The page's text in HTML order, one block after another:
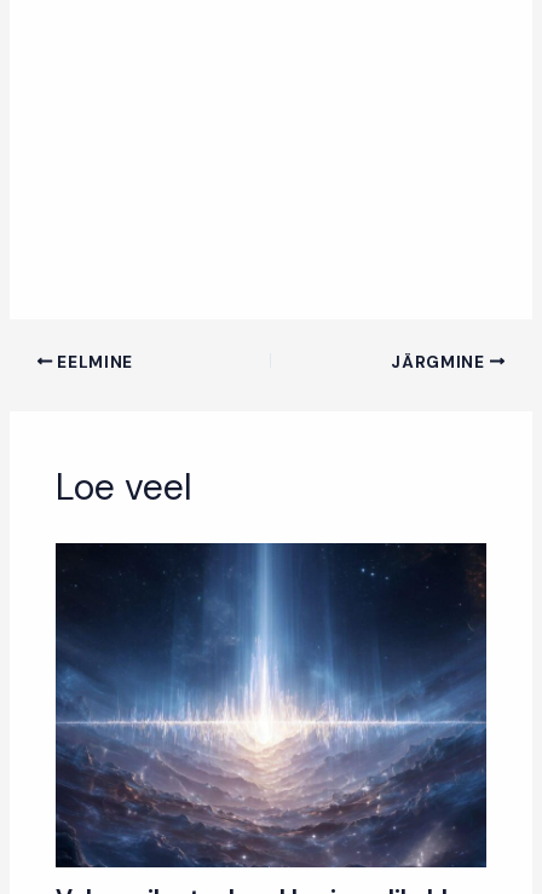
EELMINE JÄRGMINE
Loe veel